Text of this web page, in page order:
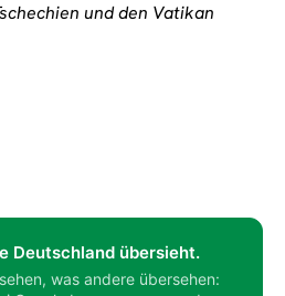
und den Vatikan
Deutschland übersieht.
was andere übersehen: